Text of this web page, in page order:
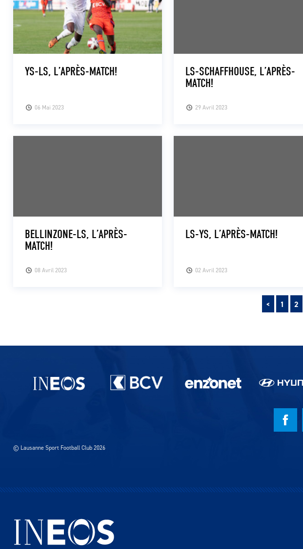
06 Mai 2023
YS-LS, L’APRÈS-MATCH!
29 Avril 2023
LS-SCHAFFHOUSE, L’APRÈS-
MATCH!
08 Avril 2023
BELLINZONE-LS, L’APRÈS-
MATCH!
02 Avril 2023
LS-YS, L’APRÈS-MATCH!
< Précédent
1 2
Partenaires du lausanne-Sport
© Lausanne Sport Football Club 2026